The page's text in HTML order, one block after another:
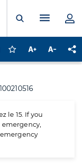
Ouvrir laMenu
Connectez-vous
Augmenter la
le 15. If you